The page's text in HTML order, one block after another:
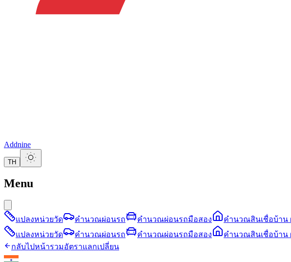
Addnine
TH
Menu
แปลงหน่วยวัด คำนวณผ่อนรถ คำนวณผ่อนรถมือสอง คำนวณสินเชื่อบ้าน
แปลงหน่วยวัด
คำนวณผ่อนรถ คำนวณผ่อนรถมือสอง คำนวณสินเชื่อบ้าน
กลับไปหน้ารวมอัตราแลกเปลี่ยน